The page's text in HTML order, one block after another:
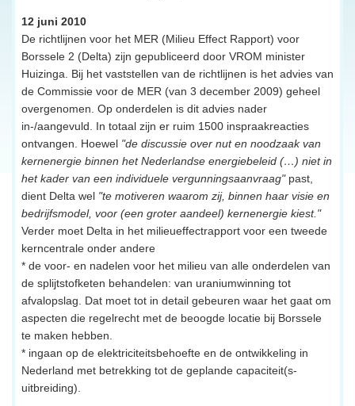
12 juni 2010
De richtlijnen voor het MER (Milieu Effect Rapport) voor
Borssele 2 (Delta) zijn gepubliceerd door VROM minister
Huizinga. Bij het vaststellen van de richtlijnen is het advies van
de Commissie voor de MER (van 3 december 2009) geheel
overgenomen. Op onderdelen is dit advies nader
in-/aangevuld. In totaal zijn er ruim 1500 inspraakreacties
ontvangen. Hoewel "de discussie over nut en noodzaak van
kernenergie binnen het Nederlandse energiebeleid (…) niet in
het kader van een individuele vergunningsaanvraag"past,
dient Delta wel "te motiveren waarom zij, binnen haar visie en
bedrijfsmodel, voor (een groter aandeel) kernenergie kiest."
Verder moet Delta in het milieueffectrapport voor een tweede
kerncentrale onder andere
* de voor- en nadelen voor het milieu van alle onderdelen van
de splijtstofketen behandelen: van uraniumwinning tot
afvalopslag. Dat moet tot in detail gebeuren waar het gaat om
aspecten die regelrecht met de beoogde locatie bij Borssele
te maken hebben.
* ingaan op de elektriciteitsbehoefte en de ontwikkeling in
Nederland met betrekking tot de geplande capaciteit(s-
uitbreiding).